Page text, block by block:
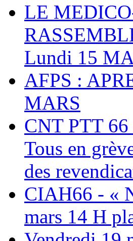
LE
Lundi 15
AFPS :
MARS
CNT PTT
Tous en
des
CIAH66 - «
mars 14 H